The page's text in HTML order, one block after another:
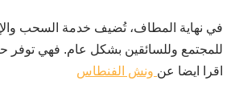
في نهاية المطاف، تُضيف خدمة السحب
للمجتمع وللسائقين بشكل عام. فهي توفر
اقرا ايضا عن ونش الفنطاس